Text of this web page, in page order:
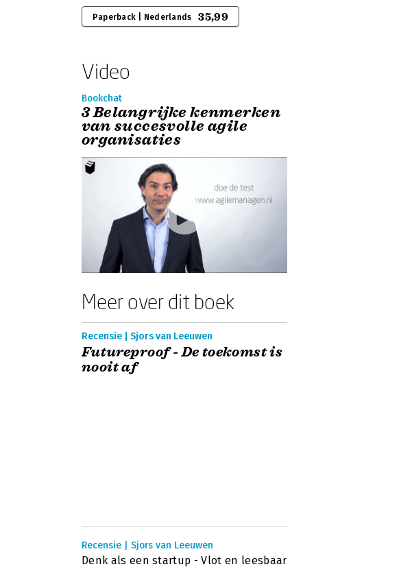
Paperback | Nederlands 35,99
Video
Bookchat
3 Belangrijke kenmerken
van succesvolle agile
organisaties
Meer over dit boek
Recensie | Sjors van Leeuwen
Futureproof - De toekomst is
nooit af
Recensie | Sjors van Leeuwen
Denk als een startup - Vlot en leesbaar